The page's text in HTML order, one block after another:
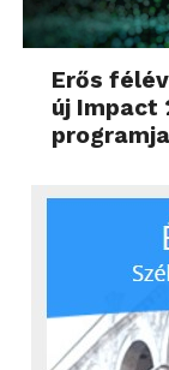
Erős
új Impact
programja